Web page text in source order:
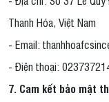
Thanh Hóa, Việt Nam
- Email:
- Điện thoại:
7. Cam kết bảo mật